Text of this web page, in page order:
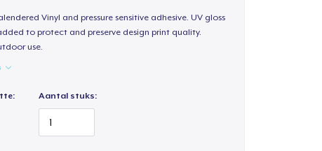
Vinyl and pressure sensitive adhesive. UV gloss
to protect and preserve design print quality.
use.
Aantal stuks: